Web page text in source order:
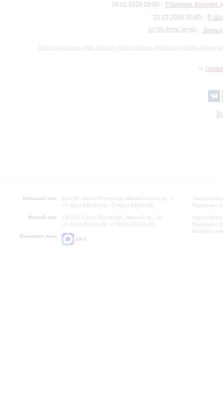
24.01.2026 20:00
Глазунов. Концерт
22.02.2026 20:00
Р.
22.05.2026 20:00
Илья Тарасенко Гайк Казазян Илья Папоян Александр Рамм
Большой зал:
191186, Санкт-Петербург, Михайловская ул., 2
+7 (812) 240-01-00, +7 (812) 240-01-80
Малый зал:
191011, Санкт-Петербург, Невский пр., 30
+7 (812) 240-01-00, +7 (812) 240-01-70
Напишите нам:
MAX
Часы
Перерыв с
Часы
Перерыв с
Вопросы